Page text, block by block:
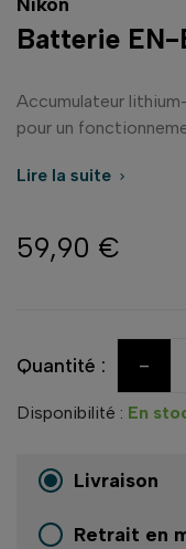
Batterie EN-
Accumulateur
pour un
Lire la suite 
59,90 €
Quantité : -
Disponibilité : En
Livraison
Retrait en